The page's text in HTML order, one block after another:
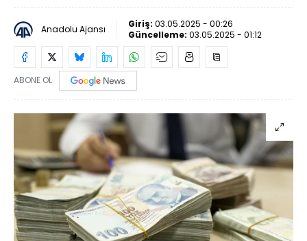
Anadolu Ajansı Giriş: 03.05.2025 - 00:26
Güncelleme: 03.05.2025 - 01:12
ABONE OL